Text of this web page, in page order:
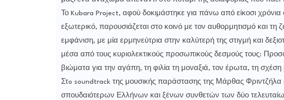
Το Kubara Project, αφού δοκιμάστηκε για πάνω από είκοσι χρόνια
εξωτερικό, παρουσιάζεται στο κοινό με τον αυθορμητισμό και
εμφάνιση, με μία ερμηνεύτρια στην καλύτερή της στιγμή και
μέσα από τους κυριολεκτικούς προσωπικούς δεσμούς τους:
βιώματα για την αγάπη, τη φιλία τη μοναξιά, τον έρωτα, τη
Στo soundtrack της μουσικής παράστασης της Μάρθας Φριντζήλα
σπουδαιότερων Ελλήνων και ξένων συνθετών των δύο